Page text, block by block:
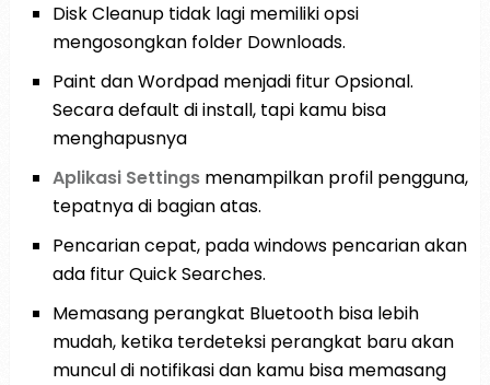
Disk Cleanup tidak lagi memiliki opsi
mengosongkan folder Downloads.
Paint dan Wordpad menjadi fitur Opsional.
Secara default di install, tapi kamu bisa
menghapusnya
Aplikasi Settingsmenampilkan profil pengguna,
tepatnya di bagian atas.
Pencarian cepat, pada windows pencarian akan
ada fitur Quick Searches.
Memasang perangkat Bluetooth bisa lebih
mudah, ketika terdeteksi perangkat baru akan
muncul di notifikasi dan kamu bisa memasang